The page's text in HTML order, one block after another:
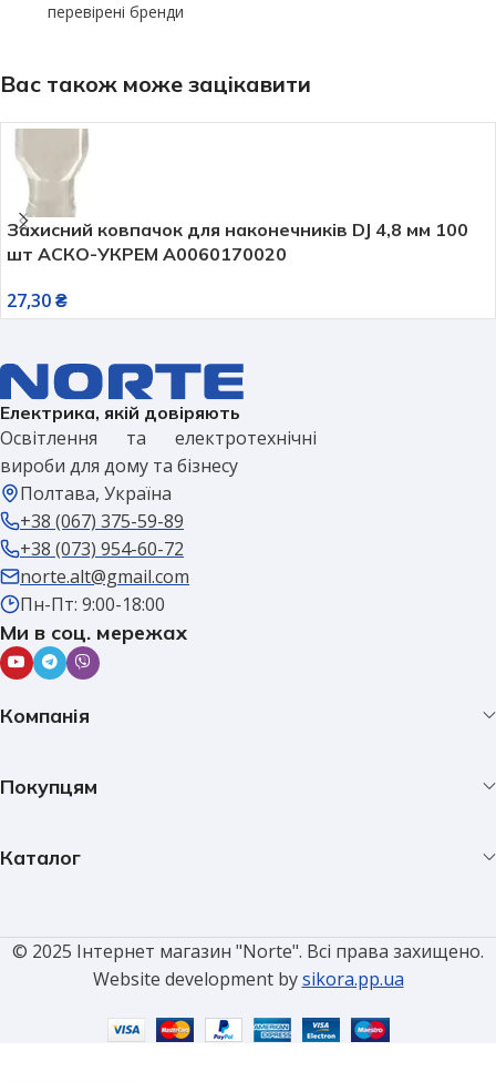
перевірені бренди
Вас також може зацікавити
Захисний ковпачок для наконечників DJ 4,8 мм 100
шт АСКО-УКРЕМ A0060170020
27,30₴
Електрика, якій довіряють
Освітлення та електротехнічні
вироби для дому та бізнесу
Полтава, Україна
+38 (067) 375-59-89
+38 (073) 954-60-72
norte.alt@gmail.com
Пн-Пт: 9:00-18:00
Ми в соц. мережах
Компанія
Покупцям
Каталог
© 2025 Інтернет магазин "Norte". Всі права захищено.
Website development bysikora.pp.ua
Наконечник
кабельний